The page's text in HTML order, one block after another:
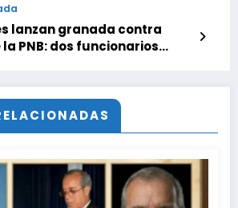
plataformas
lanzan granada contra
PNB: dos funcionarios